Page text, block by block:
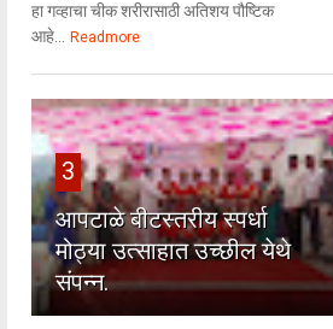
हा गव्हाचा चीक शरीरासाठी अतिशय पौष्टिक
आहे... Readmore
3
आपटाळे बीटस्तरीय स्पर्धा
मोठ्या उत्साहात उच्छील येथे
संपन्न.